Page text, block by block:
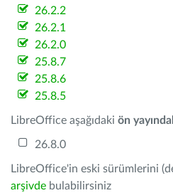
26.2.2
26.2.1
26.2.0
25.8.7
25.8.6
25.8.5
LibreOffice aşağıdaki ön
26.8.0
LibreOffice'in eski sürümlerini
arşivde bulabilirsiniz